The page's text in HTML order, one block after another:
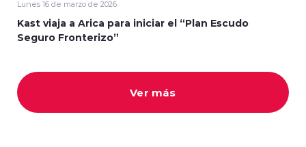
modo claro
Lunes 16 de marzo de 2026
Kast viaja a Arica para iniciar el “Plan Escudo
Seguro Fronterizo”
Ver más